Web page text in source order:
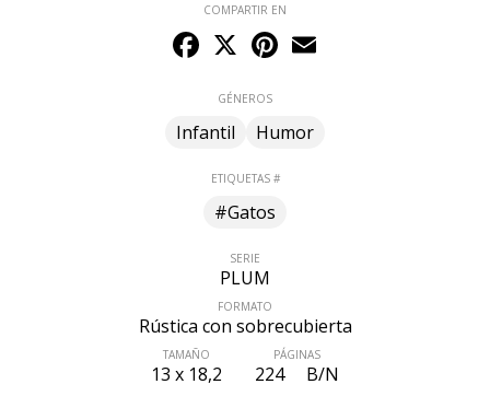
COMPARTIR EN
Facebook
X Pinterest
GÉNEROS
Infantil Humor
ETIQUETAS #
#Gatos
SERIE
PLUM
FORMATO
Rústica con sobrecubierta
TAMAÑO
13 x 18,2
PÁGINAS
224 B/N
ÚLTIMO NÚMERO PUBLICADO